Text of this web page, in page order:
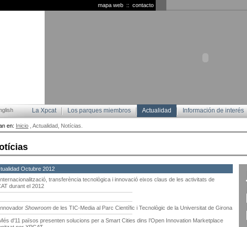
contacto
::
mapa web
Información de interés
Actualidad
Los parques miembros
La Xpcat
en: Inicio , Actualidad, Notícias.
Octubre 2012
transferència tecnològica i innovació eixos claus de les activitats de
durant el 2012
Showroom de les TIC-Media al Parc Científic i Tecnològic de la Universitat de Girona
d'11 països presenten solucions per a Smart Cities dins l’Open Innovation Marketplace